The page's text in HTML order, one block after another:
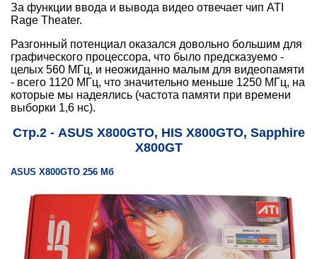
За функции ввода и вывода видео отвечает чип ATI
Rage Theater.
Разгонный потенциал оказался довольно большим для
графического процессора, что было предсказуемо -
целых 560 МГц, и неожиданно малым для видеопамяти
- всего 1120 МГц, что значительно меньше 1250 МГц, на
которые мы надеялись (частота памяти при времени
выборки 1,6 нс).
Стр.2 - ASUS X800GTO, HIS X800GTO, Sapphire
X800GT
ASUS X800GTO 256 Мб